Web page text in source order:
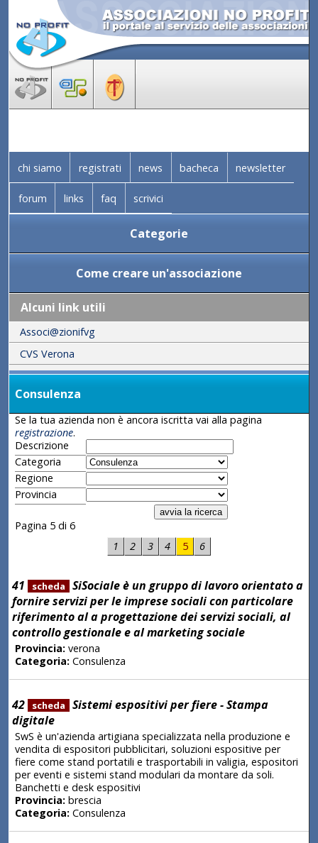
chi siamo registrati news bacheca newsletter
forum links faq scrivici
Categorie
Come creare un'associazione
Alcuni link utili
Associ@zionifvg
CVS Verona
Consulenza
Se la tua azienda non è ancora iscritta vai alla pagina
registrazione.
Descrizione
Categoria
Regione
Provincia
Pagina 5 di 6
1
2 3 4 5 6
41 scheda
SiSociale è un gruppo di lavoro orientato a
fornire servizi per le imprese sociali con particolare
riferimento al a progettazione dei servizi sociali, al
controllo gestionale e al marketing sociale
Provincia:verona
Categoria:Consulenza
42 scheda
Sistemi espositivi per fiere - Stampa
digitale
SwS è un'azienda artigiana specializzata nella produzione e
vendita di espositori pubblicitari, soluzioni espositive per
fiere come stand portatili e trasportabili in valigia, espositori
per eventi e sistemi stand modulari da montare da soli.
Banchetti e desk espositivi
Provincia:brescia
Categoria:Consulenza